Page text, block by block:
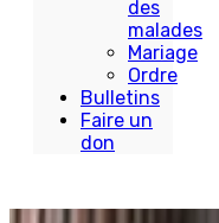
des
malades
Mariage
Ordre
Bulletins
Faire un
don